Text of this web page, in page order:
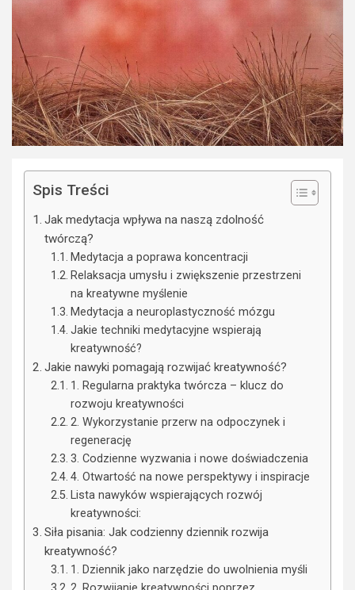
Spis Treści
Jak medytacja wpływa na naszą zdolność
twórczą?
Medytacja a poprawa koncentracji
Relaksacja umysłu i zwiększenie przestrzeni
na kreatywne myślenie
Medytacja a neuroplastyczność mózgu
Jakie techniki medytacyjne wspierają
kreatywność?
Jakie nawyki pomagają rozwijać kreatywność?
1. Regularna praktyka twórcza – klucz do
rozwoju kreatywności
2. Wykorzystanie przerw na odpoczynek i
regenerację
3. Codzienne wyzwania i nowe doświadczenia
4. Otwartość na nowe perspektywy i inspiracje
Lista nawyków wspierających rozwój
kreatywności:
Siła pisania: Jak codzienny dziennik rozwija
kreatywność?
1. Dziennik jako narzędzie do uwolnienia myśli